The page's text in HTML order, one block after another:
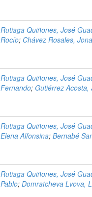
Rutiaga Quiñones, José
Rocío; Chávez Rosales,
Rutiaga Quiñones, José
Fernando; Gutiérrez
Rutiaga Quiñones, José
Elena Alfonsina; Bernabé
Rutiaga Quiñones, José
Pablo; Domratcheva Lvova,